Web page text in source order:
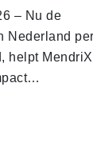
– Nu de
Nederland per
helpt MendriX